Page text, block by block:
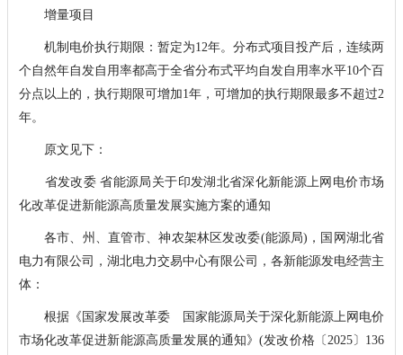
增量项目
机制电价执行期限：暂定为12年。分布式项目投产后，连续两
个自然年自发自用率都高于全省分布式平均自发自用率水平10个百
分点以上的，执行期限可增加1年，可增加的执行期限最多不超过2
年。
原文见下：
省发改委 省能源局关于印发湖北省深化新能源上网电价市场
化改革促进新能源高质量发展实施方案的通知
各市、州、直管市、神农架林区发改委(能源局)，国网湖北省
电力有限公司，湖北电力交易中心有限公司，各新能源发电经营主
体：
根据《国家发展改革委 国家能源局关于深化新能源上网电价
市场化改革促进新能源高质量发展的通知》(发改价格〔2025〕136